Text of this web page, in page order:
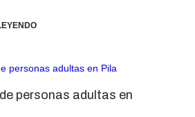
personas adultas en